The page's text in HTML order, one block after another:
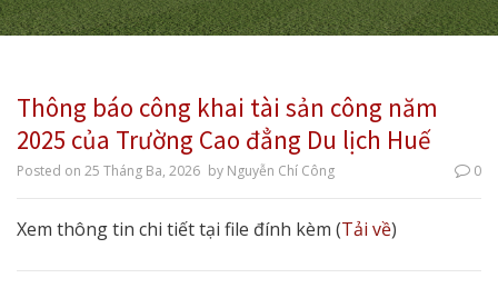
Thông báo công khai tài sản công năm
2025 của Trường Cao đẳng Du lịch Huế
Posted on 25 Tháng Ba, 2026 by Nguyễn Chí Công 0
Xem thông tin chi tiết tại file đính kèm (Tải về)